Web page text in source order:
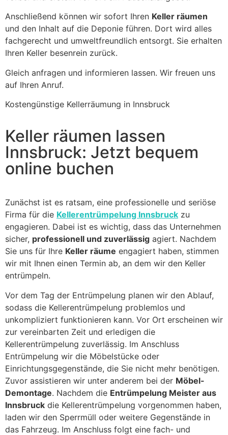
Anschließend können wir sofort Ihren Keller räumen
und den Inhalt auf die Deponie führen. Dort wird alles
fachgerecht und umweltfreundlich entsorgt. Sie erhalten
Ihren Keller besenrein zurück.
Gleich anfragen und informieren lassen. Wir freuen uns
auf Ihren Anruf.
Kostengünstige Kellerräumung in Innsbruck
Keller räumen lassen
Innsbruck: Jetzt bequem
online buchen
Zunächst ist es ratsam, eine professionelle und seriöse
Firma für die Kellerentrümpelung Innsbruck zu
engagieren. Dabei ist es wichtig, dass das Unternehmen
sicher, professionell und zuverlässig agiert. Nachdem
Sie uns für Ihre Keller räume engagiert haben, stimmen
wir mit Ihnen einen Termin ab, an dem wir den Keller
entrümpeln.
Vor dem Tag der Entrümpelung planen wir den Ablauf,
sodass die Kellerentrümpelung problemlos und
unkompliziert funktionieren kann. Vor Ort erscheinen wir
zur vereinbarten Zeit und erledigen die
Kellerentrümpelung zuverlässig. Im Anschluss
Entrümpelung wir die Möbelstücke oder
Einrichtungsgegenstände, die Sie nicht mehr benötigen.
Zuvor assistieren wir unter anderem bei der Möbel-
Demontage. Nachdem die Entrümpelung Meister aus
Innsbruck die Kellerentrümpelung vorgenommen haben,
laden wir den Sperrmüll oder weitere Gegenstände in
das Fahrzeug. Im Anschluss folgt eine fach- und